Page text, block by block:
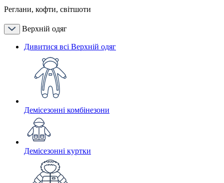
Реглани, кофти, світшоти
Верхній одяг
Дивитися всі Верхній одяг
Демісезонні комбінезони
Демісезонні куртки